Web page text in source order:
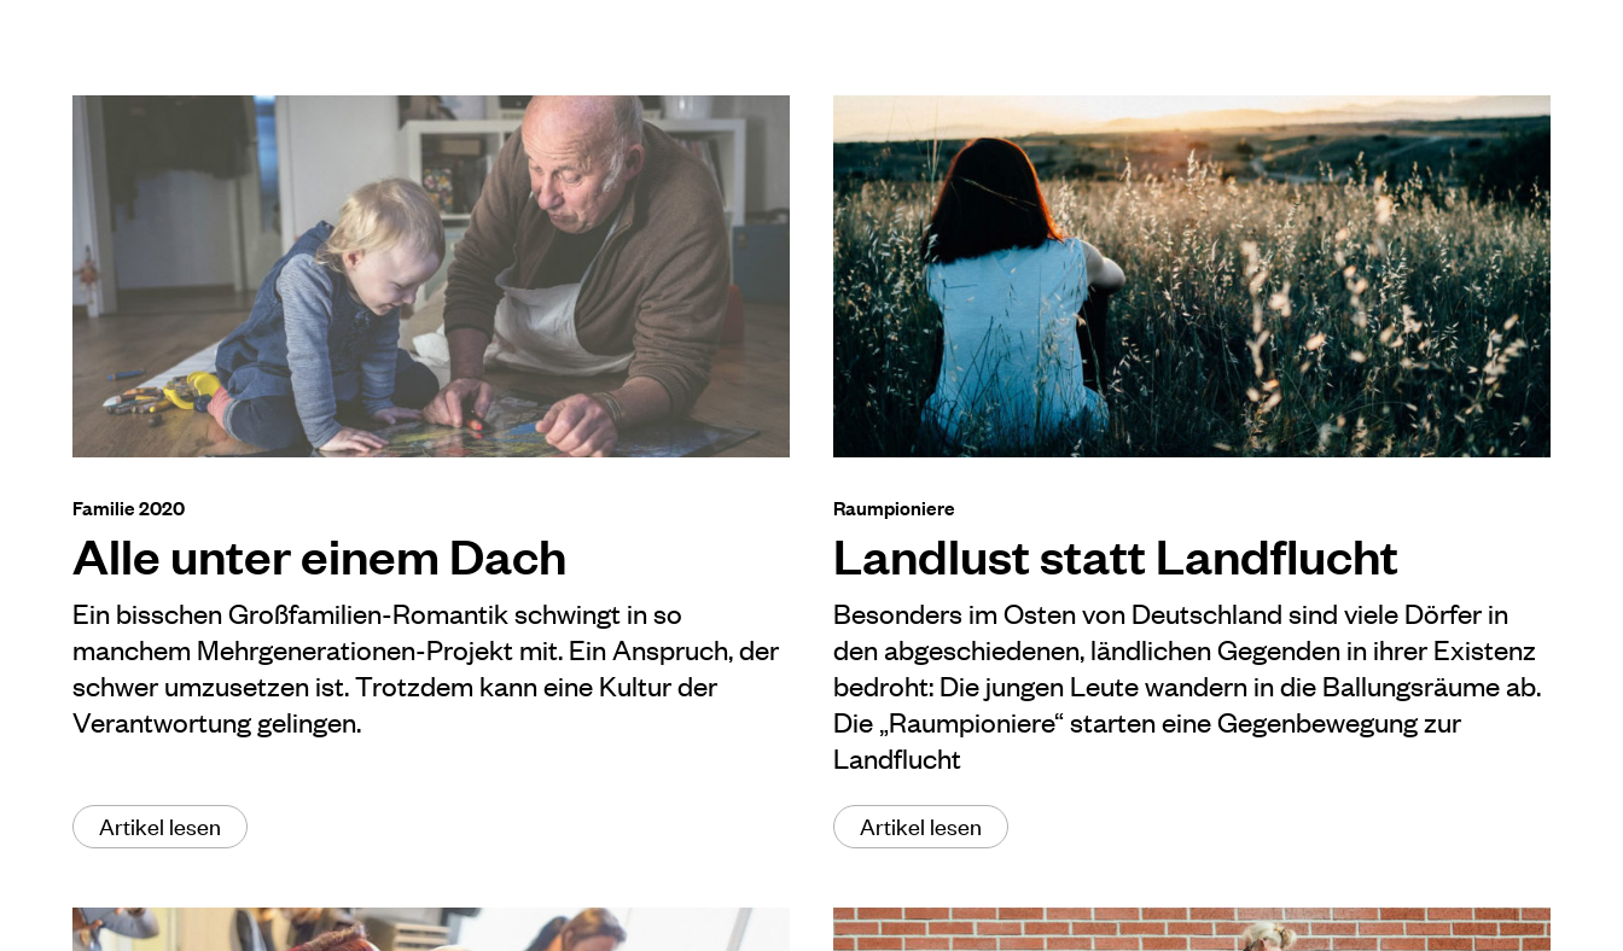
Familie 2020
Alle unter einem Dach
Ein bisschen Großfamilien-Romantik schwingt in so
manchem Mehrgenerationen-Projekt mit. Ein Anspruch, der
schwer umzusetzen ist. Trotzdem kann eine Kultur der
Verantwortung gelingen.
Artikel lesen
Raumpioniere
Landlust statt Landflucht
Besonders im Osten von Deutschland sind viele Dörfer in
den abgeschiedenen, ländlichen Gegenden in ihrer Existenz
bedroht: Die jungen Leute wandern in die Ballungsräume ab.
Die „Raumpioniere“ starten eine Gegenbewegung zur
Landflucht
Artikel lesen